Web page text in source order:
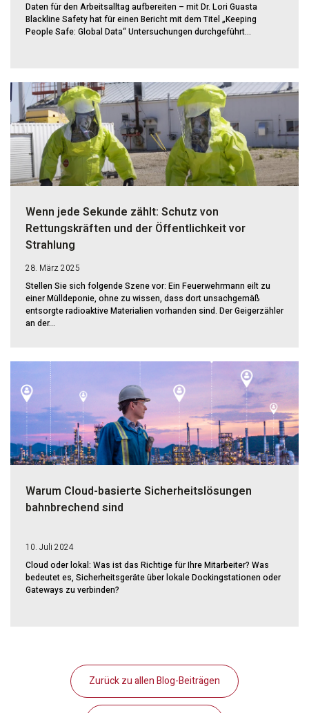
Daten für den Arbeitsalltag aufbereiten – mit Dr. Lori Guasta
Blackline Safety hat für einen Bericht mit dem Titel „Keeping
People Safe: Global Data“ Untersuchungen durchgeführt...
Wenn jede Sekunde zählt: Schutz von
Rettungskräften und der Öffentlichkeit vor
Strahlung
28. März 2025
Stellen Sie sich folgende Szene vor: Ein Feuerwehrmann eilt zu
einer Mülldeponie, ohne zu wissen, dass dort unsachgemäß
entsorgte radioaktive Materialien vorhanden sind. Der Geigerzähler
an der...
Warum Cloud-basierte Sicherheitslösungen
bahnbrechend sind
10. Juli 2024
Cloud oder lokal: Was ist das Richtige für Ihre Mitarbeiter? Was
bedeutet es, Sicherheitsgeräte über lokale Dockingstationen oder
Gateways zu verbinden?
Zurück zu allen Blog-Beiträgen